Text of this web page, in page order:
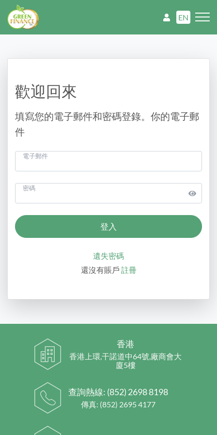
EN
歡迎回來
填寫您的電子郵件和密碼登錄。你的電子郵
件
電子郵件
密碼
遺失密碼
還沒有賬戶 註冊
香港
香港上環,干諾道中64號,廠商會大
廈5樓
查詢熱線: (852) 2698 8198
傳真: (852) 2695 4177